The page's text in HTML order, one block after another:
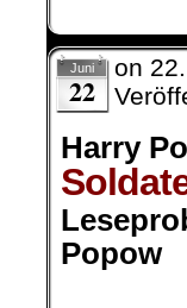
Juni
22
on
Harry
Popow